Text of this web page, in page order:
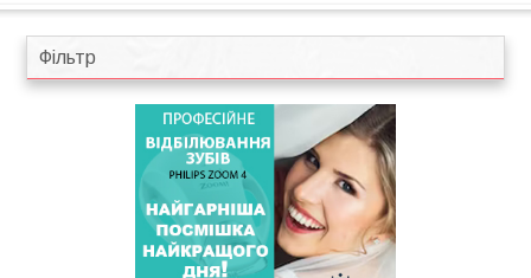
Головна
Каталог
На карті
Учасники дисконтної програми
Фільтр